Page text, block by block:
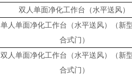
双人单面净化工作台（水平送风）
单人单面净化工作台（水平送风）（新
合式门）
双人单面净化工作台（水平送风）（新
合式门）